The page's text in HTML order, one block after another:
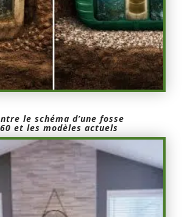
le schéma d’une fosse
et les modèles actuels